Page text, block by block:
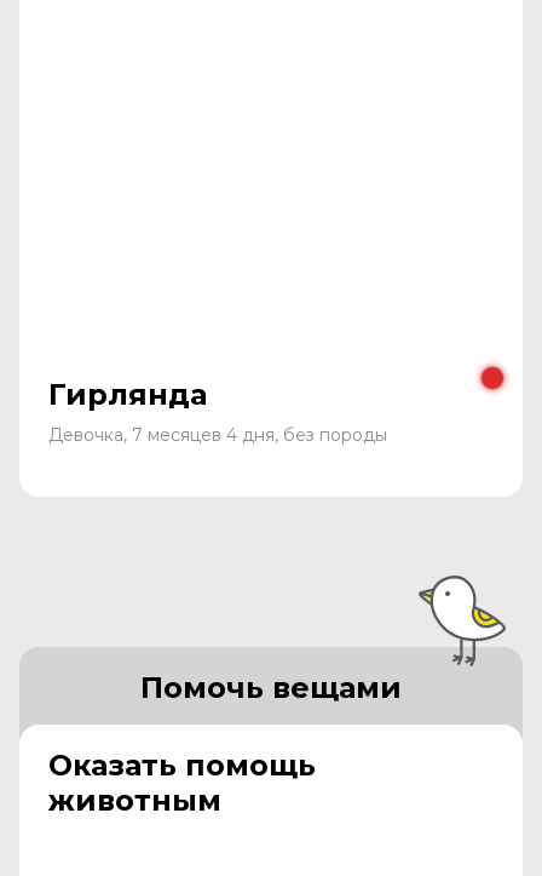
Гирлянда
Девочка, 7 месяцев 4 дня, без породы
Оказать помощь
животным
Помочь вещами